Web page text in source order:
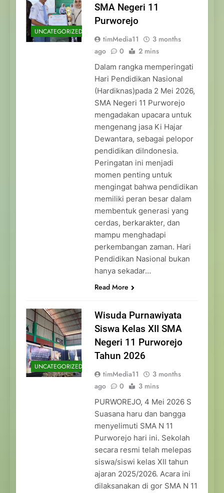
UNCATEGORIZED
SMA Negeri 11
Purworejo
timMedia11
3 months
ago
0 2 mins
Dalam rangka memperingati
Hari Pendidikan Nasional
(Hardiknas)pada 2 Mei 2026,
SMA Negeri 11 Purworejo
mengadakan upacara untuk
mengenang jasa Ki Hajar
Dewantara, sebagai pelopor
pendidikan diIndonesia.
Peringatan ini menjadi
momen penting untuk
mengingat bahwa pendidikan
memiliki peran besar dalam
membentuk generasi yang
cerdas, berkarakter, dan
mampu menghadapi
perkembangan zaman. Hari
Pendidikan Nasional bukan
hanya sekadar…
Read More
UNCATEGORIZED
Wisuda Purnawiyata
Siswa Kelas XII SMA
Negeri 11 Purworejo
Tahun 2026
timMedia11
3 months
ago
0 3 mins
PURWOREJO, 4 Mei 2026 S
Suasana haru dan bangga
menyelimuti SMA N 11
Purworejo hari ini. Sekolah
secara resmi telah melepas
siswa/siswi kelas XII tahun
ajaran 2025/2026. Acara ini
dilaksanakan di gor SMA N 11